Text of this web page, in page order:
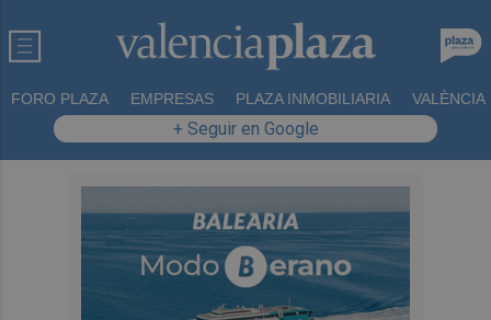
FORO PLAZA EMPRESAS PLAZA INMOBILIARIA VALÈNCIA
+ Seguir en Google